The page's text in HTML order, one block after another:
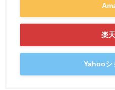
楽
Yahooシ